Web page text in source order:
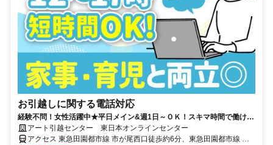
お引越しに関する電話対応
経験不問！女性活躍中★平日メイン&週1日～ＯＫ！スキマ時間で働ける
♪
アート引越センター 東日本オンラインセンター
アクセス 東急田園都市線 市が尾西口徒歩約6分、東急田園都市線 藤